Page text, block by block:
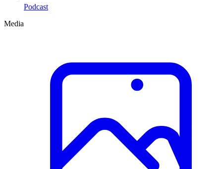
Podcast
Media